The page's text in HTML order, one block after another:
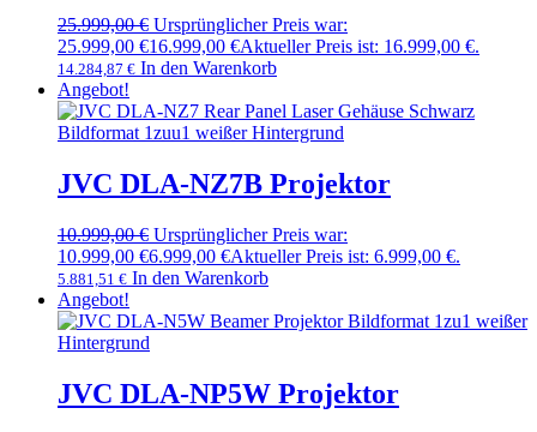
25.999,00€ Ursprünglicher Preis war:
25.999,00 €16.999,00 €Aktueller Preis ist: 16.999,00 €.
14.284,87 € In den Warenkorb
Angebot!
JVC DLA-NZ7B Projektor
10.999,00€ Ursprünglicher Preis war:
10.999,00 €6.999,00 €Aktueller Preis ist: 6.999,00 €.
5.881,51 € In den Warenkorb
Angebot!
JVC DLA-NP5W Projektor